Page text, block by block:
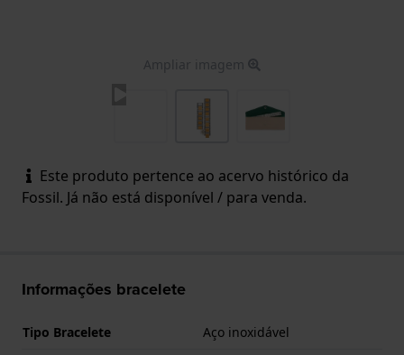
Ampliar imagem
Este produto pertence ao acervo histórico da
Fossil. Já não está disponível / para venda.
Informações bracelete
Tipo Bracelete
Aço inoxidável